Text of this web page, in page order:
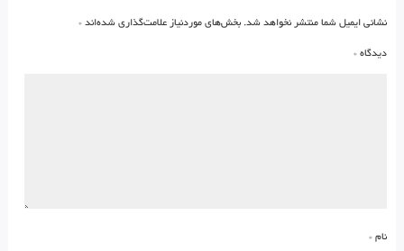
نشانی ایمیل شما منتشر نخواهد شد. بخش‌های موردنیاز علامت‌گذاری شده‌اند *
دیدگاه *
نام *